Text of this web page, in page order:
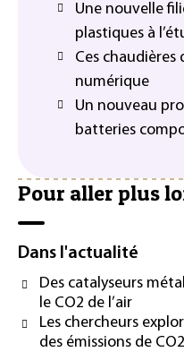
Une nouvelle
plastiques à
Ces
numérique
Un nouveau
batteries
Pour aller plus
Dans l'actualité
Des catalyseurs
le CO2 de l’air
Les chercheurs
des émissions de